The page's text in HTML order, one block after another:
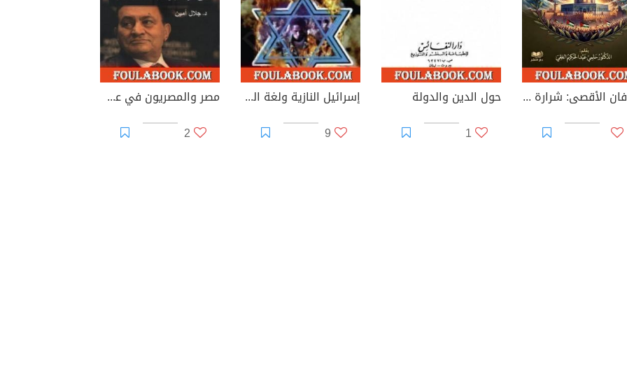
طوفان الأقصى: شرارة التحرير وفجر التغيير
حول الدين والدولة
1
إسرائيل النازية ولغة المحرقة
9
مصر والمصريون في عهد مبارك
2